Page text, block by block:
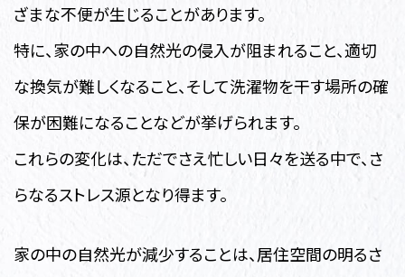
ざまな不便が生じることがあります。
特に、家の中への自然光の侵入が阻まれること、適切
な換気が難しくなること、そして洗濯物を干す場所の確
保が困難になることなどが挙げられます。
これらの変化は、ただでさえ忙しい日々を送る中で、さ
らなるストレス源となり得ます。
家の中の自然光が減少することは、居住空間の明るさ